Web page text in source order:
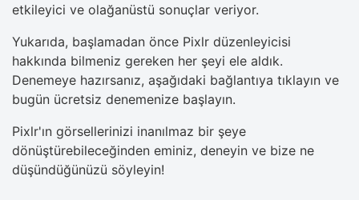
etkileyici ve olağanüstü sonuçlar veriyor.
Yukarıda, başlamadan önce Pixlr düzenleyicisi
hakkında bilmeniz gereken her şeyi ele aldık.
Denemeye hazırsanız, aşağıdaki bağlantıya tıklayın ve
bugün ücretsiz denemenize başlayın.
Pixlr'ın görsellerinizi inanılmaz bir şeye
dönüştürebileceğinden eminiz, deneyin ve bize ne
düşündüğünüzü söyleyin!